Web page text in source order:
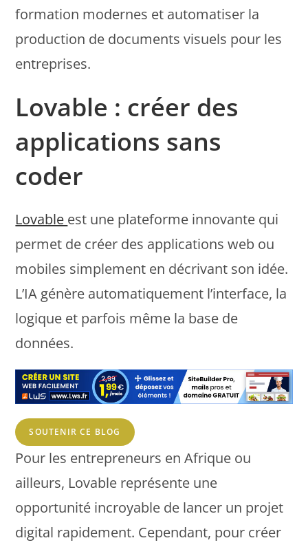
formation modernes et automatiser la
production de documents visuels pour les
entreprises.
Lovable : créer des
applications sans
coder
Lovable est une plateforme innovante qui
permet de créer des applications web ou
mobiles simplement en décrivant son idée.
L’IA génère automatiquement l’interface, la
logique et parfois même la base de
données.
SOUTENIR CE BLOG
Pour les entrepreneurs en Afrique ou
ailleurs, Lovable représente une
opportunité incroyable de lancer un projet
digital rapidement. Cependant, pour créer